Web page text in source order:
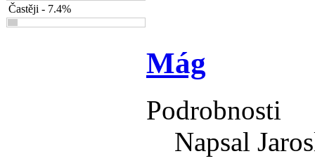
Častěji - 7.4%
Mág
Podrobnosti
Napsal